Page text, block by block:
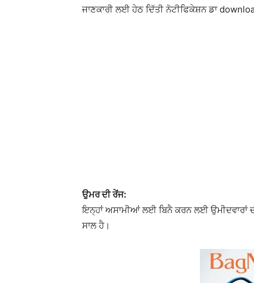
ਜਾਣਕਾਰੀ ਲਈ ਹੇਠ ਦਿੱਤੀ ਨੋਟੀਫਿਕੇਸ਼ਨ ਡਾ
ਉਮਰ ਦੀ ਰੇਂਜ:
ਇਨ੍ਹਾਂ ਅਸਾਮੀਆਂ ਲਈ ਬਿਨੈ ਕਰਨ ਲਈ
ਸਾਲ ਹੈ।